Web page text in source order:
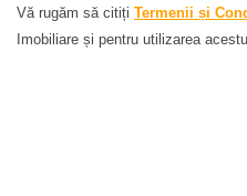
Vă rugăm să citiți Termenii și
Imobiliare și pentru utilizarea